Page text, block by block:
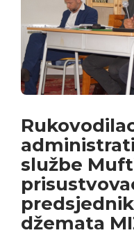
službe
džemata